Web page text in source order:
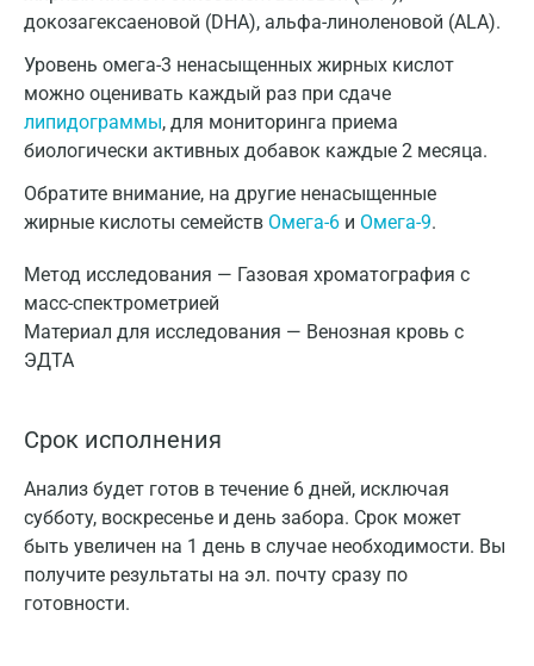
докозагексаеновой (DHA), альфа-линоленовой (ALA).
Уровень омега-3 ненасыщенных жирных кислот
можно оценивать каждый раз при сдаче
липидограммы, для мониторинга приема
биологически активных добавок каждые 2 месяца.
Обратите внимание, на другие ненасыщенные
жирные кислоты семейств Омега-6 и Омега-9.
Метод исследования — Газовая хроматография с
масс-спектрометрией
Материал для исследования — Венозная кровь с
ЭДТА
Срок исполнения
Анализ будет готов в течение 6 дней, исключая
субботу, воскресенье и день забора. Срок может
быть увеличен на 1 день в случае необходимости. Вы
получите результаты на эл. почту сразу по
готовности.